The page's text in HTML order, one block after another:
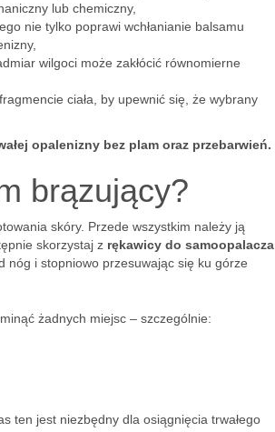
lub chemiczny,
nie tylko poprawi wchłanianie balsamu
wilgoci może zakłócić równomierne
ciała, by upewnić się, że wybrany
opalenizny bez plam oraz przebarwień.
brązujący?
skóry. Przede wszystkim należy ją
skorzystaj z rękawicy do samoopalacza
nóg i stopniowo przesuwając się ku górze
żadnych miejsc – szczególnie:
ten jest niezbędny dla osiągnięcia trwałego